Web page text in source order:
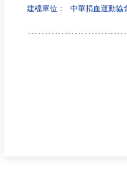
建檔單位： 中華捐血運動協